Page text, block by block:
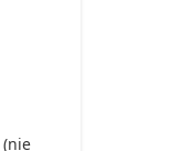
(nie